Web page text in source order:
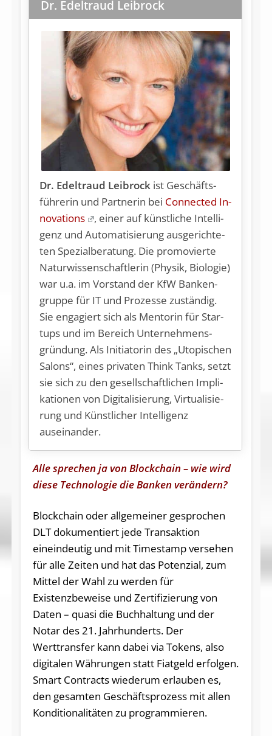
Dr. Edeltraud Leibrock
Dr. Edeltraud Leibrock ist Ge­schäfts­
füh­re­rin und Part­ne­rin bei Con­nec­ted In­
no­va­tions
, ei­ner auf künst­li­che In­tel­li­
genz und Au­to­ma­ti­sie­rung aus­ge­rich­te­
ten Spe­zi­al­be­ra­tung. Die pro­mo­vier­te
Na­tur­wis­sen­schaft­le­rin (Phy­sik, Bio­lo­gie)
war u.a. im Vor­stand der KfW Ban­ken­
grup­pe für IT und Pro­zes­se zu­stän­dig.
Sie en­ga­giert sich als Men­to­rin für Star­
tups und im Be­reich Un­ter­neh­mens­
grün­dung. Als In­itia­to­rin des „Uto­pi­schen
Sa­lon­s“, ei­nes pri­va­ten Think Tanks, setzt
sie sich zu den ge­sell­schaft­li­chen Im­pli­
ka­tio­nen von Di­gi­ta­li­sie­rung, Vir­tua­li­sie­
rung und Künst­li­cher In­tel­li­genz
auseinander.
Alle sprechen ja von Blockchain – wie wird
diese Technologie die Banken verändern?
Blockchain oder allgemeiner gesprochen
DLT dokumentiert jede Transaktion
eineindeutig und mit Timestamp versehen
für alle Zeiten und hat das Potenzial, zum
Mittel der Wahl zu werden für
Existenzbeweise und Zertifizierung von
Daten – quasi die Buchhaltung und der
Notar des 21. Jahrhunderts. Der
Werttransfer kann dabei via Tokens, also
digitalen Währungen statt Fiatgeld erfolgen.
Smart Contracts wiederum erlauben es,
den gesamten Geschäftsprozess mit allen
Konditionalitäten zu programmieren.